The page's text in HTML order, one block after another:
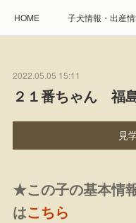
HOME 子犬情報・出産
遺伝疾患への取り組み
プレジール親睦会 特定
2022.05.05 15:11
２１番ちゃん 福
見
★この子の基本情
はこちら